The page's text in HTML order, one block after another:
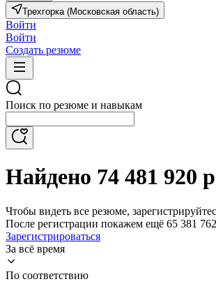
Трехгорка (Московская область)
Войти
Войти
Создать резюме
Поиск по резюме и навыкам
Найдено 74 481 920
Чтобы видеть все резюме,
После регистрации покажем ещё 65 381
Зарегистрироваться
За всё время
По соответствию